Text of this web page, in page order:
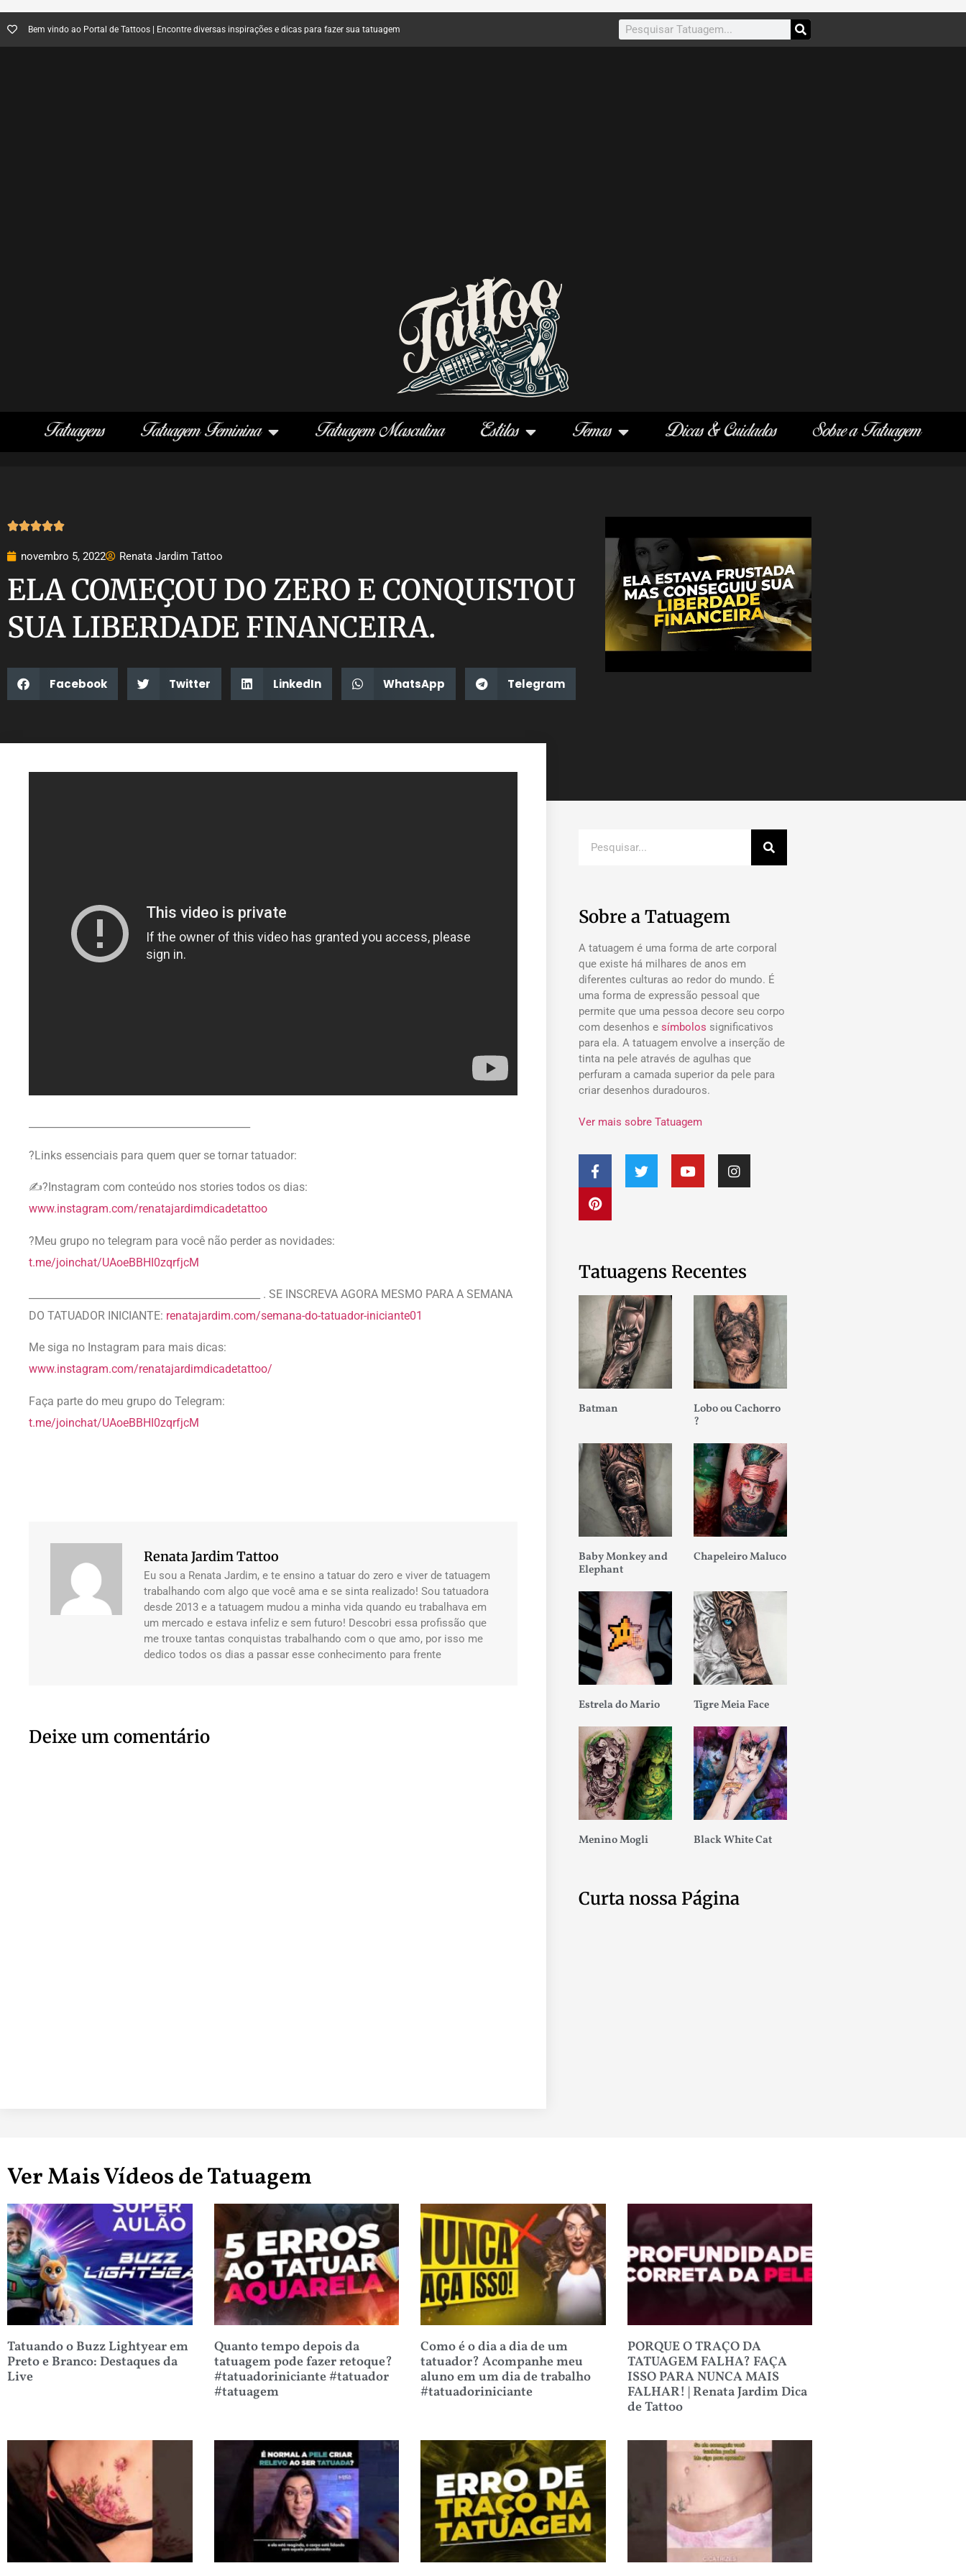
Bem vindo ao Portal de Tattoos | Encontre diversas inspirações e dicas para fazer sua tatuagem
Tatuagens Tatuagem Feminina Tatuagem Masculina Estilos Temas Dicas & Cuidados Sobre a Tatuagem

novembro 5, 2022 Renata Jardim Tattoo
ELA COMEÇOU DO ZERO E CONQUISTOU
SUA LIBERDADE FINANCEIRA.
Facebook Twitter LinkedIn WhatsApp Telegram
?Links essenciais para quem quer se tornar tatuador:
✍?Instagram com conteúdo nos stories todos os dias:
www.instagram.com/renatajardimdicadetattoo
?Meu grupo no telegram para você não perder as novidades:
t.me/joinchat/UAoeBBHI0zqrfjcM
______________________________________________ . SE INSCREVA AGORA MESMO PARA A SEMANA
DO TATUADOR INICIANTE: renatajardim.com/semana-do-tatuador-iniciante01
Me siga no Instagram para mais dicas:
www.instagram.com/renatajardimdicadetattoo/
Faça parte do meu grupo do Telegram:
t.me/joinchat/UAoeBBHI0zqrfjcM
Renata Jardim Tattoo
Eu sou a Renata Jardim, e te ensino a tatuar do zero e viver de tatuagem
trabalhando com algo que você ama e se sinta realizado! Sou tatuadora
desde 2013 e a tatuagem mudou a minha vida quando eu trabalhava em
um mercado e estava infeliz e sem futuro! Descobri essa profissão que
me trouxe tantas conquistas trabalhando com o que amo, por isso me
dedico todos os dias a passar esse conhecimento para frente
Deixe um comentário
Sobre a Tatuagem
A tatuagem é uma forma de arte corporal
que existe há milhares de anos em
diferentes culturas ao redor do mundo. É
uma forma de expressão pessoal que
permite que uma pessoa decore seu corpo
com desenhos e símbolos significativos
para ela. A tatuagem envolve a inserção de
tinta na pele através de agulhas que
perfuram a camada superior da pele para
criar desenhos duradouros.
Ver mais sobre Tatuagem
Tatuagens Recentes
Batman
Lobo ou Cachorro
?
Baby Monkey and
Elephant
Chapeleiro Maluco
Estrela do Mario Tigre Meia Face
Menino Mogli Black White Cat
Curta nossa Página
Ver Mais Vídeos de Tatuagem
Tatuando o Buzz Lightyear em
Preto e Branco: Destaques da
Live
Quanto tempo depois da
tatuagem pode fazer retoque?
#tatuadoriniciante #tatuador
#tatuagem
Como é o dia a dia de um
tatuador? Acompanhe meu
aluno em um dia de trabalho
#tatuadoriniciante
PORQUE O TRAÇO DA
TATUAGEM FALHA? FAÇA
ISSO PARA NUNCA MAIS
FALHAR! | Renata Jardim Dica
de Tattoo